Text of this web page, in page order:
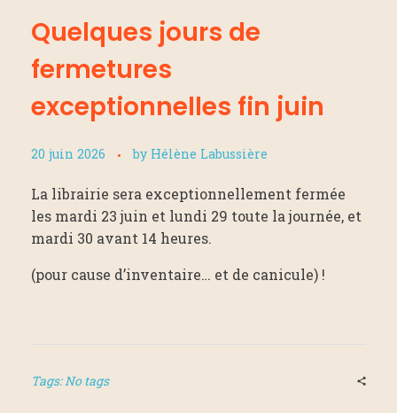
Quelques jours de
fermetures
exceptionnelles fin juin
20 juin 2026 by Hélène Labussière
La librairie sera exceptionnellement fermée
les mardi 23 juin et lundi 29 toute la journée, et
mardi 30 avant 14 heures.
(pour cause d’inventaire… et de canicule) !
Tags: No tags